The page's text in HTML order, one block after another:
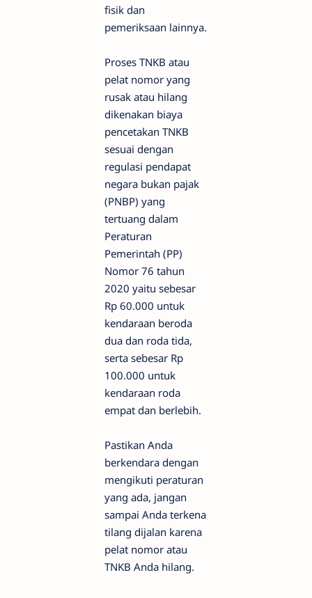
fisik dan
pemeriksaan lainnya.
Proses TNKB atau
pelat nomor yang
rusak atau hilang
dikenakan biaya
pencetakan TNKB
sesuai dengan
regulasi pendapat
negara bukan pajak
(PNBP) yang
tertuang dalam
Peraturan
Pemerintah (PP)
Nomor 76 tahun
2020 yaitu sebesar
Rp 60.000 untuk
kendaraan beroda
dua dan roda tida,
serta sebesar Rp
100.000 untuk
kendaraan roda
empat dan berlebih.
Pastikan Anda
berkendara dengan
mengikuti peraturan
yang ada, jangan
sampai Anda terkena
tilang dijalan karena
pelat nomor atau
TNKB Anda hilang.